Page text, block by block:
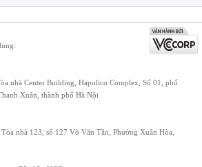
nhà Center Building, Hapulico Complex, Số 01, phố
Xuân, thành phố Hà Nội
nhà 123, số 127 Võ Văn Tần, Phường Xuân Hòa,